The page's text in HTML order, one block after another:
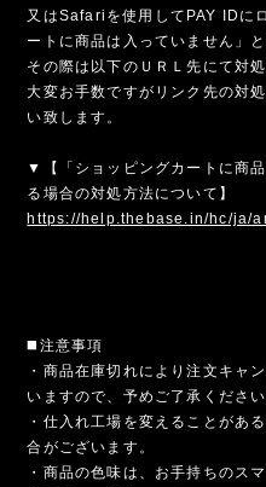
又はSafariを使用してPAY IDに
ートに商品は入っていません」
その際は以下のＵＲＬ先にて対
大変お手数ですがリンク先の対
い致します。
▼【「ショッピングカートに商
る場合の対処方法について】
https://help.thebase.in/hc/ja/
◼️注意事項
・商品在庫切れにより注文キャ
いますので、予めご了承ください
・仕入れ工場を変えることがあ
合がございます。
・商品の色味は、お手持ちのス